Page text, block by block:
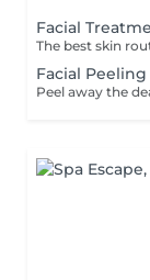
Facial
Facial Peeling